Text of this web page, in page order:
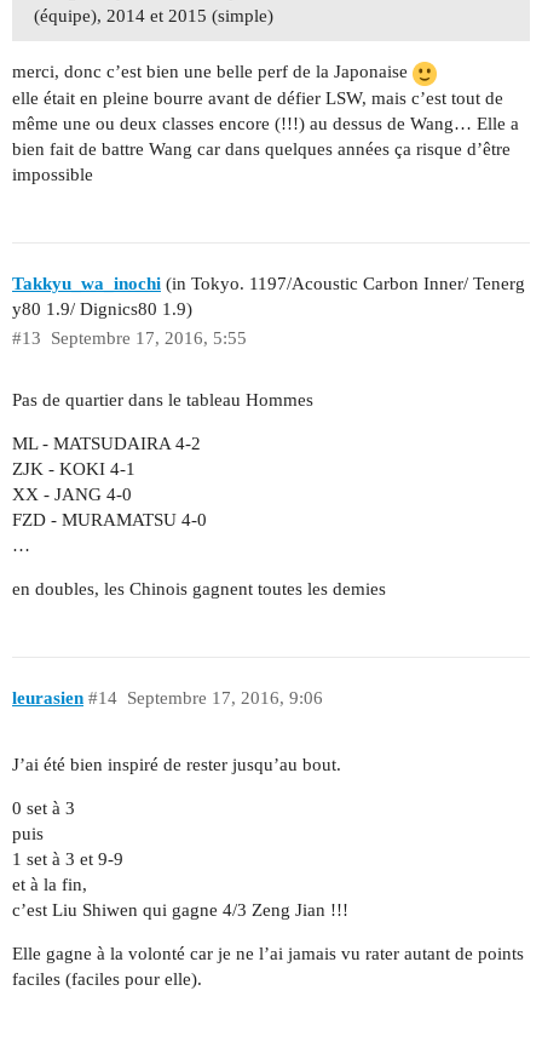
(équipe), 2014 et 2015 (simple)
merci, donc c’est bien une belle perf de la Japonaise
elle était en pleine bourre avant de défier LSW, mais c’est tout de
même une ou deux classes encore (!!!) au dessus de Wang… Elle a
bien fait de battre Wang car dans quelques années ça risque d’être
impossible
Takkyu_wa_inochi (in Tokyo. 1197/Acoustic Carbon Inner/ Tenerg
y80 1.9/ Dignics80 1.9)
Septembre 17, 2016, 5:55
#13
Pas de quartier dans le tableau Hommes
ML - MATSUDAIRA 4-2
ZJK - KOKI 4-1
XX - JANG 4-0
FZD - MURAMATSU 4-0
…
en doubles, les Chinois gagnent toutes les demies
leurasien Septembre 17, 2016, 9:06
#14
J’ai été bien inspiré de rester jusqu’au bout.
0 set à 3
puis
1 set à 3 et 9-9
et à la fin,
c’est Liu Shiwen qui gagne 4/3 Zeng Jian !!!
Elle gagne à la volonté car je ne l’ai jamais vu rater autant de points
faciles (faciles pour elle).